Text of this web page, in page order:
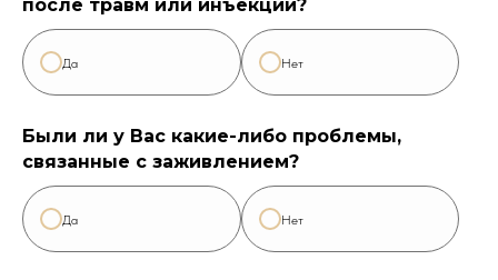
после травм или инъекций?
Да Нет
Были ли у Вас какие-либо проблемы,
связанные с заживлением?
Да Нет